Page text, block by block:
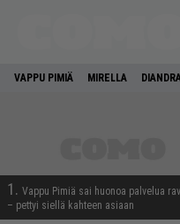
VAPPU PIMIÄ MIRELLA
1. Vappu Pimiä sai huonoa palvelua
– pettyi siellä kahteen asiaan